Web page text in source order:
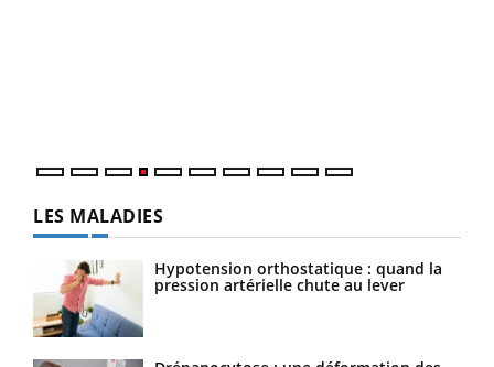
LES MALADIES
Hypotension orthostatique : quand la
pression artérielle chute au lever